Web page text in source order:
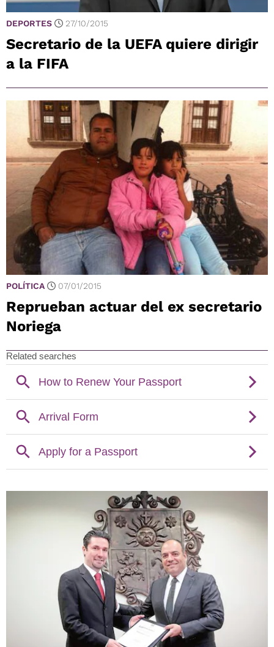
DEPORTES 27/10/2015
Secretario de la UEFA quiere dirigir
a la FIFA
POLÍTICA 07/01/2015
Reprueban actuar del ex secretario
Noriega